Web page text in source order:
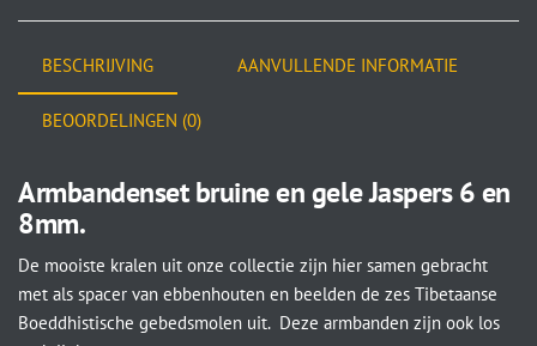
BESCHRIJVING AANVULLENDE INFORMATIE
BEOORDELINGEN (0)
Armbandenset bruine en gele Jaspers 6 en
8mm.
De mooiste kralen uit onze collectie zijn hier samen gebracht
met als spacer van ebbenhouten en beelden de zes Tibetaanse
Boeddhistische gebedsmolen uit. Deze armbanden zijn ook los